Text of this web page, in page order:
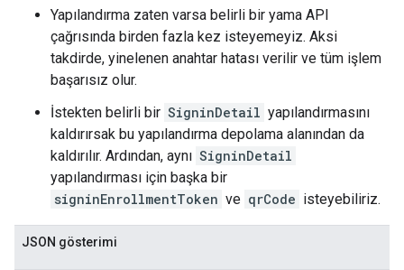
Yapılandırma zaten varsa belirli bir yama API
çağrısında birden fazla kez isteyemeyiz. Aksi
takdirde, yinelenen anahtar hatası verilir ve tüm işlem
başarısız olur.
İstekten belirli bir SigninDetail yapılandırmasını
kaldırırsak bu yapılandırma depolama alanından da
kaldırılır. Ardından, aynı SigninDetail
yapılandırması için başka bir
signinEnrollmentToken ve qrCode isteyebiliriz.
JSON gösterimi